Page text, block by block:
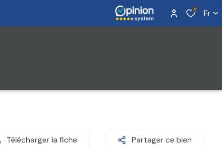
0 Fr
Télécharger la fiche Partager ce bien